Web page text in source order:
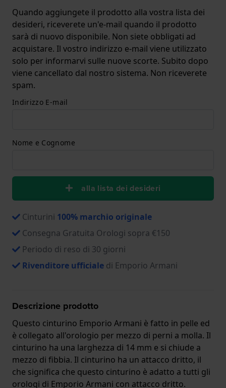
Quando aggiungete il prodotto alla vostra lista dei
desideri, riceverete un'e-mail quando il prodotto
sarà di nuovo disponibile. Non siete obbligati ad
acquistare. Il vostro indirizzo e-mail viene utilizzato
solo per informarvi sulle nuove scorte. Subito dopo
viene cancellato dal nostro sistema. Non riceverete
spam.
Indirizzo E-mail
Nome e Cognome
alla lista dei desideri
Cinturini 100% marchio originale
Consegna Gratuita Orologi sopra €150
Periodo di reso di 30 giorni
Rivenditore ufficiale di Emporio Armani
Descrizione prodotto
Questo cinturino Emporio Armani è fatto in pelle ed
è collegato all'orologio per mezzo di perni a molla. Il
cinturino ha una larghezza di 14 mm e si chiude a
mezzo di fibbia. Il cinturino ha un attacco dritto, il
che significa che questo cinturino è adatto a tutti gli
orologi di Emporio Armani con attacco dritto.